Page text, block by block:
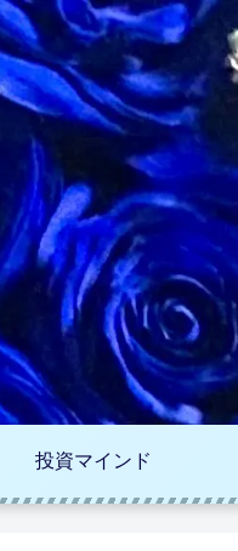
投資マインド